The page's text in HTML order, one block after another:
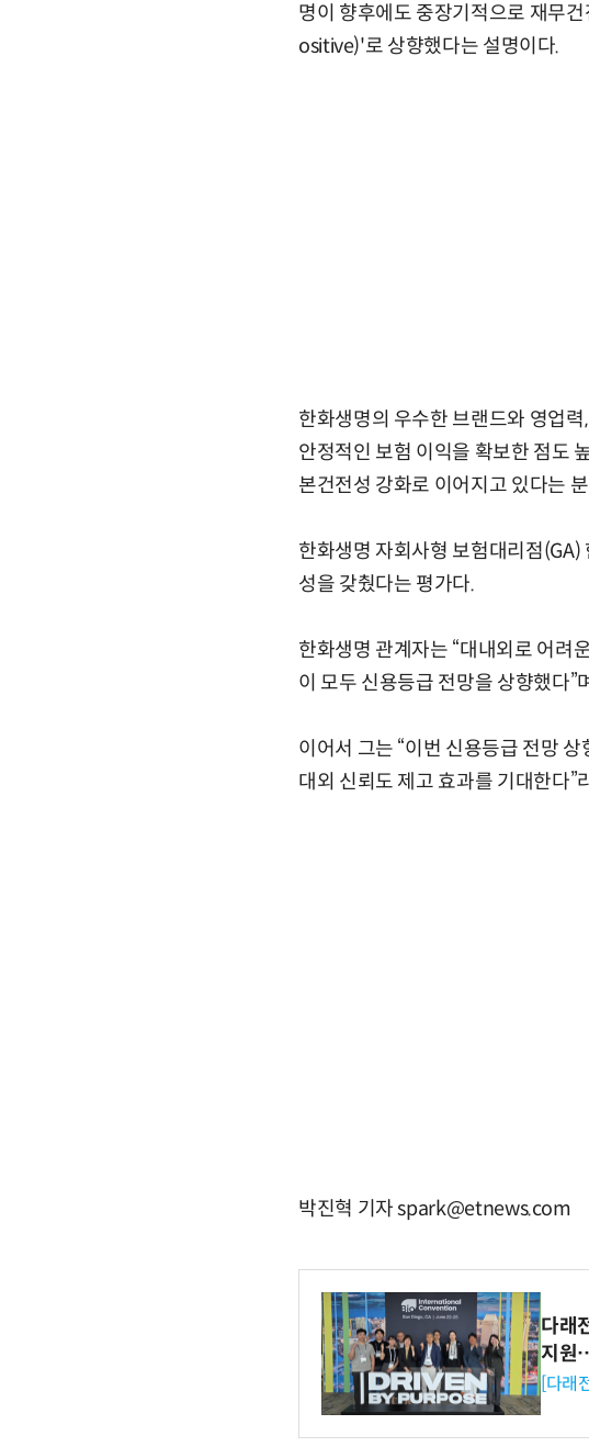
명이 향후에도 중장기적으로 재무
ositive)'로 상향했다는 설명이다.
한화생명의 우수한 브랜드와 영업
안정적인 보험 이익을 확보한 점도
본건전성 강화로 이어지고 있다는
한화생명 자회사형 보험대리점
성을 갖췄다는 평가다.
한화생명 관계자는 “대내외로 어려
이 모두 신용등급 전망을 상향했다”
이어서 그는 “이번 신용등급 전망
대외 신뢰도 제고 효과를 기대한다”
박진혁 기자 spark@etnews.com
다래
지원
[다래